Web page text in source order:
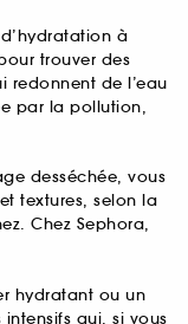
à
trouver des
redonnent de l’eau
par la pollution,
desséchée, vous
textures, selon la
Chez Sephora,
hydratant ou un
qui, si vous